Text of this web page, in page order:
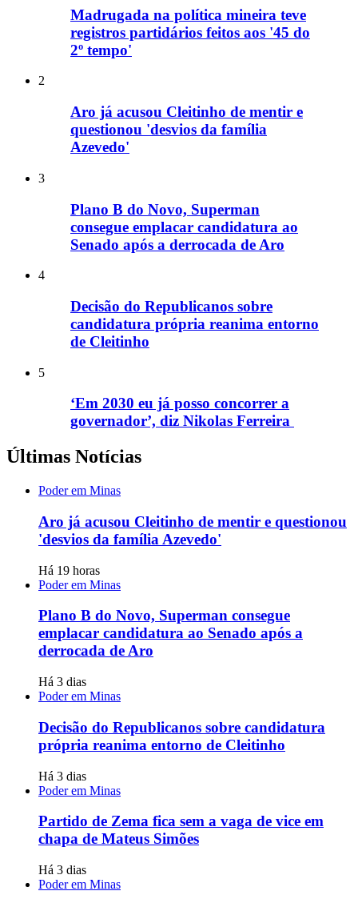
Madrugada na política mineira teve
registros partidários feitos aos '45 do
2º tempo'
2
Aro já acusou Cleitinho de mentir e
questionou 'desvios da família
Azevedo'
3
Plano B do Novo, Superman
consegue emplacar candidatura ao
Senado após a derrocada de Aro
4
Decisão do Republicanos sobre
candidatura própria reanima entorno
de Cleitinho
5
‘Em 2030 eu já posso concorrer a
governador’, diz Nikolas Ferreira
Últimas Notícias
Poder em Minas
Aro já acusou Cleitinho de mentir e questionou
'desvios da família Azevedo'
Há 19 horas
Poder em Minas
Plano B do Novo, Superman consegue
emplacar candidatura ao Senado após a
derrocada de Aro
Há 3 dias
Poder em Minas
Decisão do Republicanos sobre candidatura
própria reanima entorno de Cleitinho
Há 3 dias
Poder em Minas
Partido de Zema fica sem a vaga de vice em
chapa de Mateus Simões
Há 3 dias
Poder em Minas